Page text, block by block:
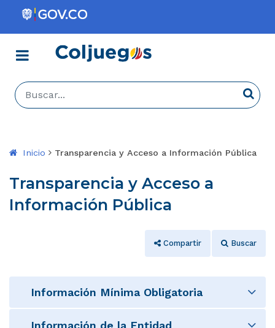
Coljuegos
Menú
Buscar...
Inicio Transparencia y Acceso a Información Pública
Transparencia y Acceso a
Información Pública
Compartir Buscar
Información Mínima Obligatoria
Información de la Entidad